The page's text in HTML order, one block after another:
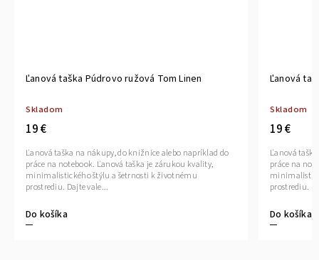
Ľanová taška Púdrovo ružová Tom Linen
Skladom
19 €
Do košíka
Ľanová taška na nákupy, do knižnice alebo napríklad do
práce na notebook. Ľanová taška je zárukou kvality,
minimalistického štýlu a šetrnosti k životnému
prostrediu. Dajte vale...
Ľanová
Skladom
19 €
Do košíka
Ľanová
práce na
prostrediu.